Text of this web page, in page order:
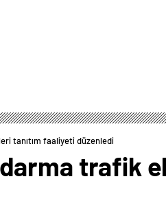
tanıtım faaliyeti düzenledi
trafik